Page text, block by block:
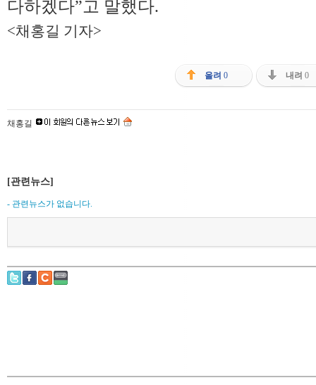
다하겠다”고 말했다.
<채홍길 기자>
올려 0 내려 0
채홍길
[관련뉴스]
- 관련뉴스가 없습니다.